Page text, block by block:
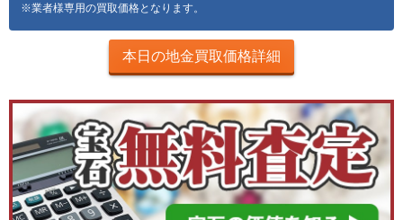
※業者様専用の買取価格となります。
本日の地金買取価格詳細